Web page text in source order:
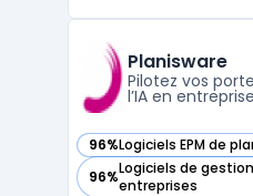
d’automatisation
d’opérations ...
Planisware
Pilotez vos
l’IA en entreprise
96%Logiciels EPM de
— voir Planisware dans
96%Logiciels de
entreprises
— voir Planisware dans